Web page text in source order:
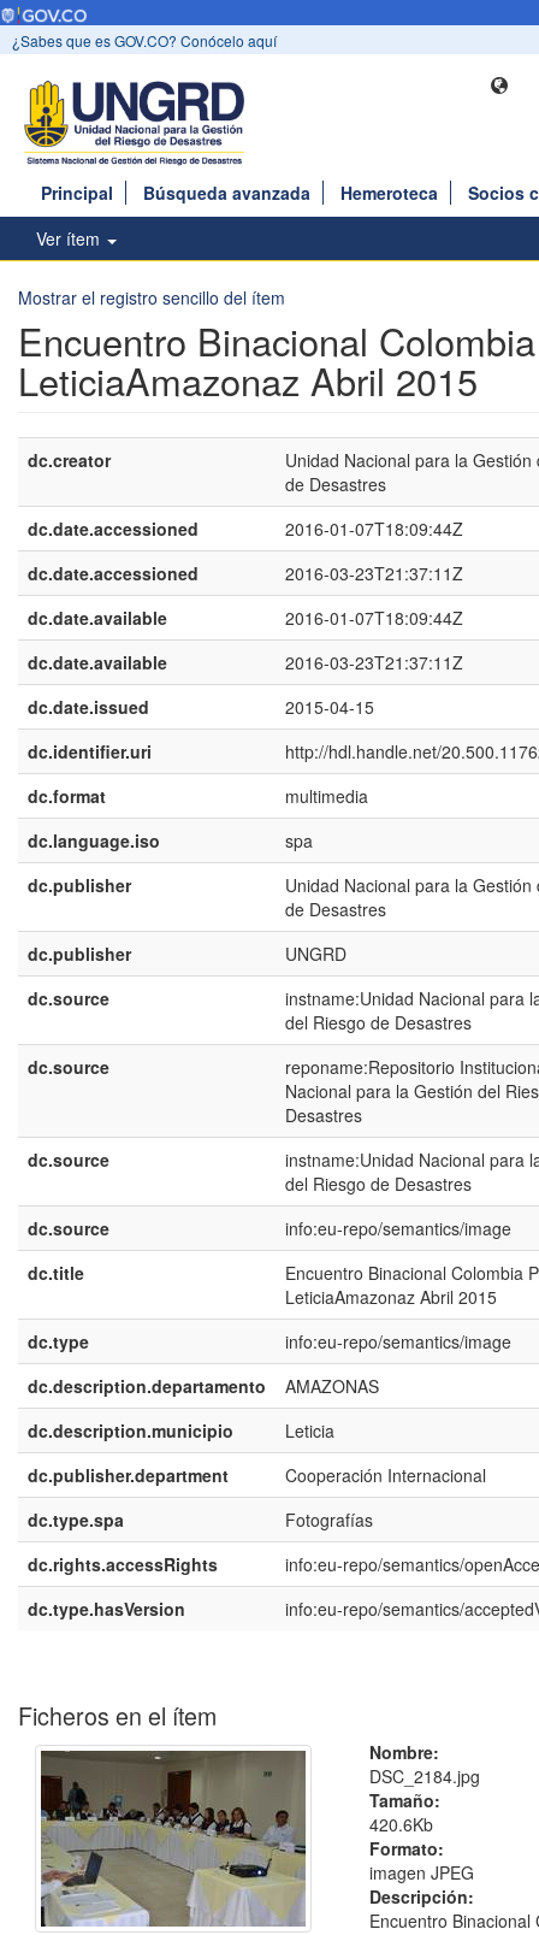
¿Sabes que es GOV.CO? Conócelo aquí
Principal Búsqueda avanzada Hemeroteca
Socios
Ver ítem
Mostrar el registro sencillo del ítem
Encuentro Binacional
LeticiaAmazonaz Abril 2015
dc.creator
Unidad Nacional para la Gestión
de Desastres
dc.date.accessioned
2016-01-07T18:09:44Z
dc.date.accessioned
2016-03-23T21:37:11Z
dc.date.available
2016-01-07T18:09:44Z
dc.date.available
2016-03-23T21:37:11Z
dc.date.issued
2015-04-15
dc.identifier.uri
http://hdl.handle.net/
dc.format
multimedia
dc.language.iso
spa
dc.publisher
Unidad Nacional para la Gestión
de Desastres
dc.publisher
UNGRD
dc.source
instname:Unidad Nacional para
del Riesgo de Desastres
dc.source
reponame:Repositorio
Nacional para la Gestión del
Desastres
dc.source
instname:Unidad Nacional para
del Riesgo de Desastres
dc.source
info:eu-repo/semantics/image
dc.title
Encuentro Binacional Colombia
LeticiaAmazonaz Abril 2015
dc.type
info:eu-repo/semantics/image
dc.description.departamento
AMAZONAS
dc.description.municipio
Leticia
dc.publisher.department
Cooperación Internacional
dc.type.spa
Fotografías
dc.rights.accessRights
info:eu-repo/semantics/
dc.type.hasVersion
info:eu-repo/semantics/
Ficheros en el ítem
Nombre:
DSC_2184.jpg
Tamaño:
420.6Kb
Formato:
imagen JPEG
Descripción:
Encuentro Binacional